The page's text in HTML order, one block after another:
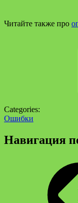
Читайте также про
Categories:
Ошибки
Навигация